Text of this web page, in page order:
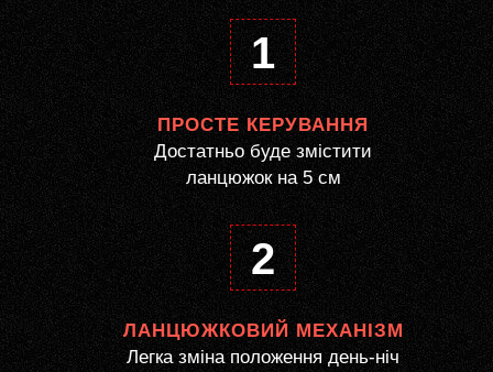
1
ПРОСТЕ КЕРУВАННЯ
Достатньо буде змістити
ланцюжок на 5 см
2
ЛАНЦЮЖКОВИЙ МЕХАНІЗМ
Легка зміна положення день-ніч